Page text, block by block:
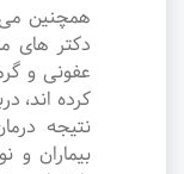
همچنین می
دکتر های
عفونی و
کرده اند،
نتیجه
بیماران